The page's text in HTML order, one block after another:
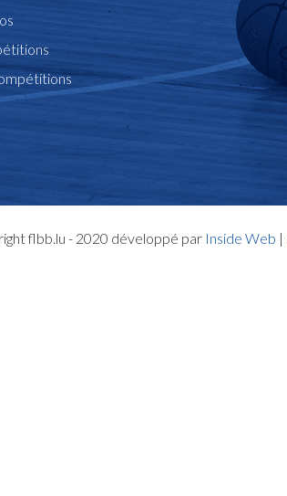
flbb.lu - 2020 développé par Inside Web |